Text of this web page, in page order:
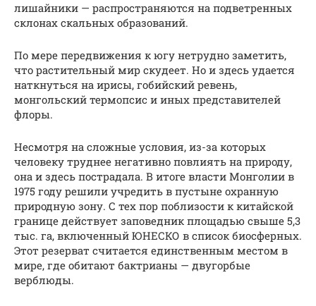
лишайники — распространяются на подветренных
склонах скальных образований.
По мере передвижения к югу нетрудно заметить,
что растительный мир скудеет. Но и здесь удается
наткнуться на ирисы, гобийский ревень,
монгольский термопсис и иных представителей
флоры.
Несмотря на сложные условия, из-за которых
человеку труднее негативно повлиять на природу,
она и здесь пострадала. В итоге власти Монголии в
1975 году решили учредить в пустыне охранную
природную зону. С тех пор поблизости к китайской
границе действует заповедник площадью свыше 5,3
тыс. га, включенный ЮНЕСКО в список биосферных.
Этот резерват считается единственным местом в
мире, где обитают бактрианы — двугорбые
верблюды.